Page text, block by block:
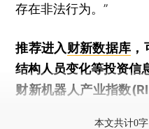
存在非法行为。”
推荐进入财新数据库
结构人员变化等投资信
财新机器人产业指数
本文共计0